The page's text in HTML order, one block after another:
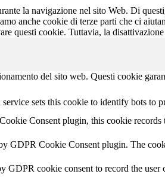
la navigazione nel sito Web. Di
anche cookie di terze parti che ci
questi cookie. Tuttavia, la
del sito web. Questi cookie
sets this cookie to identify bots to
Consent plugin, this cookie
GDPR Cookie Consent plugin. The
GDPR cookie consent to record the